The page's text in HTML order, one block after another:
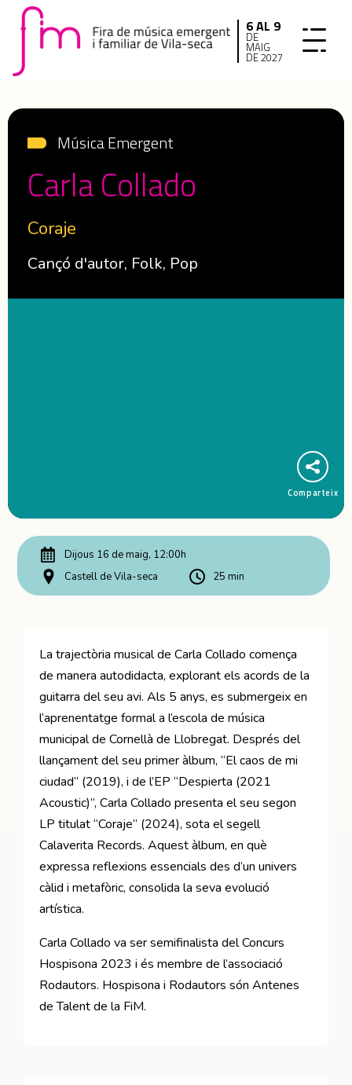
6 AL 9
DE
MAIG
DE 2027
Música Emergent
Carla Collado
Coraje
Cançó d'autor, Folk, Pop
Comparteix
Dijous 16 de maig, 12:00h
Castell de Vila-seca
25 min
La trajectòria musical de Carla Collado comença
de manera autodidacta, explorant els acords de la
guitarra del seu avi. Als 5 anys, es submergeix en
l’aprenentatge formal a l’escola de música
municipal de Cornellà de Llobregat. Després del
llançament del seu primer àlbum, “El caos de mi
ciudad” (2019), i de l’EP “Despierta (2021
Acoustic)”, Carla Collado presenta el seu segon
LP titulat “Coraje” (2024), sota el segell
Calaverita Records. Aquest àlbum, en què
expressa reflexions essencials des d’un univers
càlid i metafòric, consolida la seva evolució
artística.
Carla Collado va ser semifinalista del Concurs
Hospisona 2023 i és membre de l’associació
Rodautors. Hospisona i Rodautors són Antenes
de Talent de la FiM.